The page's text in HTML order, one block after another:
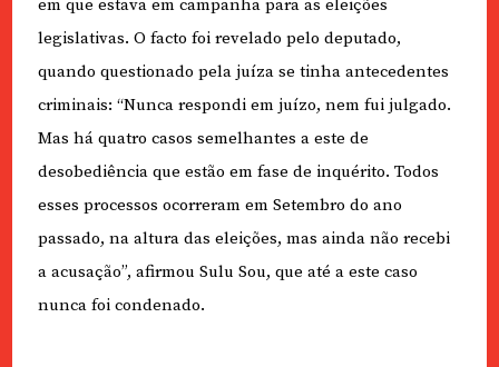
em que estava em campanha para as eleições
legislativas. O facto foi revelado pelo deputado,
quando questionado pela juíza se tinha antecedentes
criminais: “Nunca respondi em juízo, nem fui julgado.
Mas há quatro casos semelhantes a este de
desobediência que estão em fase de inquérito. Todos
esses processos ocorreram em Setembro do ano
passado, na altura das eleições, mas ainda não recebi
a acusação”, afirmou Sulu Sou, que até a este caso
nunca foi condenado.